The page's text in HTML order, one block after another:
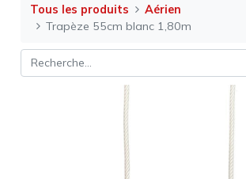
Tous les produits
Aérien
Trapèze 55cm blanc 1,80m